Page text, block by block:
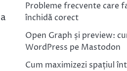
Probleme frecvente care
închidă corect
Open Graph și preview:
WordPress pe Mastodon
Cum maximizezi spațiul